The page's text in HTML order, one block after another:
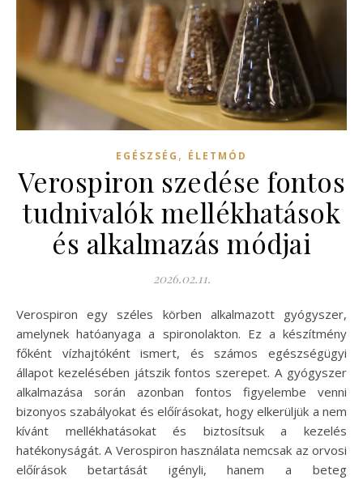
EGÉSZSÉG , ÉLETMÓD
Verospiron szedése fontos
tudnivalók mellékhatások
és alkalmazás módjai
2026.02.11.
Verospiron egy széles körben alkalmazott gyógyszer,
amelynek hatóanyaga a spironolakton. Ez a készítmény
főként vízhajtóként ismert, és számos egészségügyi
állapot kezelésében játszik fontos szerepet. A gyógyszer
alkalmazása során azonban fontos figyelembe venni
bizonyos szabályokat és előírásokat, hogy elkerüljük a nem
kívánt mellékhatásokat és biztosítsuk a kezelés
hatékonyságát. A Verospiron használata nemcsak az orvosi
előírások betartását igényli, hanem a beteg